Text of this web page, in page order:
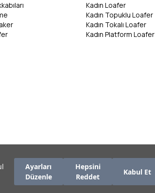
Ayarları
Düzenle
Hepsini
Reddet
Kabul Et
Kadın Loafer
Kadın Topuklu Loafer
Kadın Tokalı Loafer
Kadın Platform Loafer